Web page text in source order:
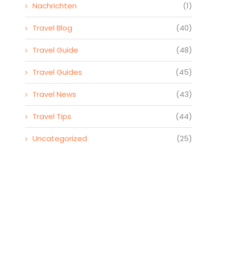
Nachrichten (1)
Travel Blog (40)
Travel Guide (48)
Travel Guides (45)
Travel News (43)
Travel Tips (44)
Uncategorized (25)